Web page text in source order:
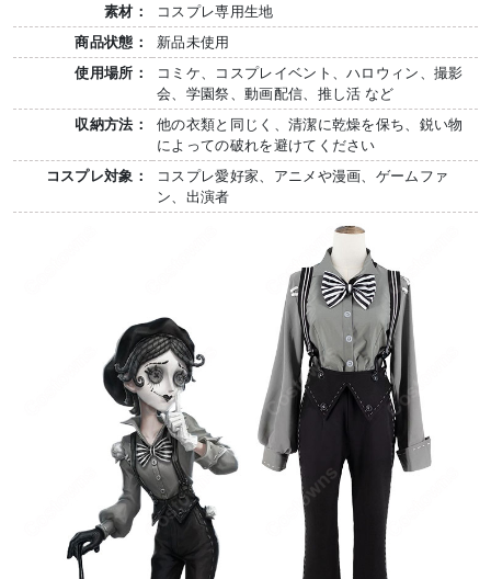
素材：
コスプレ専用生地
商品状態：
新品未使用
使用場所：
コミケ、コスプレイベント、ハロウィン、撮影
会、学園祭、動画配信、推し活 など
収納方法：
他の衣類と同じく、清潔に乾燥を保ち、鋭い物
によっての破れを避けてください
コスプレ対象：
コスプレ愛好家、アニメや漫画、ゲームファ
ン、出演者